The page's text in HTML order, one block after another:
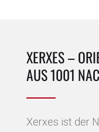
XERXES –
AUS 1001
Xerxes ist der